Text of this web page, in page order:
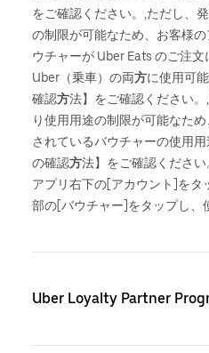
をご確認ください。,ただし、
の制限が可能なため、お客様
ウチャーが Uber Eats のご注
Uber（乗車）の両方に使用可
確認方法】をご確認ください
り使用用途の制限が可能なた
されているバウチャーの使用
の確認方法】をご確認くださ
アプリ右下の[アカウント]をタ
部の[バウチャー]をタップし、
Uber Loyalty Partner